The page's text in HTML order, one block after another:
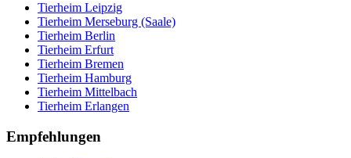
Tierheim Leipzig
Tierheim Merseburg (Saale)
Tierheim Berlin
Tierheim Erfurt
Tierheim Bremen
Tierheim Hamburg
Tierheim Mittelbach
Tierheim Erlangen
Empfehlungen